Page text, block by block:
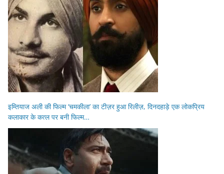
इम्तियाज अली की फिल्म ‘चमकीला’ का टीज़र हुआ रिलीज़, दिनदहाड़े एक लोकप्रिय
कलाकार के कत्ल पर बनी फिल्म…